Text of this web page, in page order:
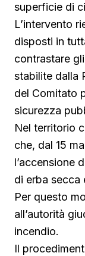
superficie di
L’intervento
disposti in
contrastare
stabilite dalla
del Comitato
sicurezza
Nel territorio
che, dal 15
l’accensione
di erba secca
Per questo
all’autorità
incendio.
Il